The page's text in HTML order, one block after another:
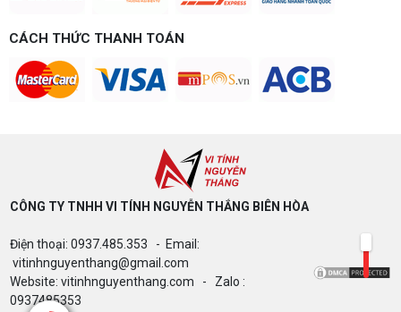
CÁCH THỨC THANH TOÁN
CÔNG TY TNHH VI TÍNH NGUYỄN THẮNG BIÊN HÒA​
Điện thoại: 0937.485.353 - Email:
vitinhnguyenthang@gmail.com
Website: vitinhnguyenthang.com - Zalo :
0937485353